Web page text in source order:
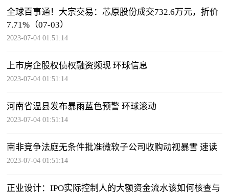
全球百事通！大宗交易：芯原股份成交732.6万元，折价
7.71%（07-03）
2023-07-04 01:51:14
上市房企股权债权融资频现 环球信息
2023-07-04 01:51:14
河南省温县发布暴雨蓝色预警 环球滚动
2023-07-04 01:51:14
南非竞争法庭无条件批准微软子公司收购动视暴雪 速读
2023-07-04 01:51:14
正业设计：IPO实际控制人的大额资金流水该如何核查与